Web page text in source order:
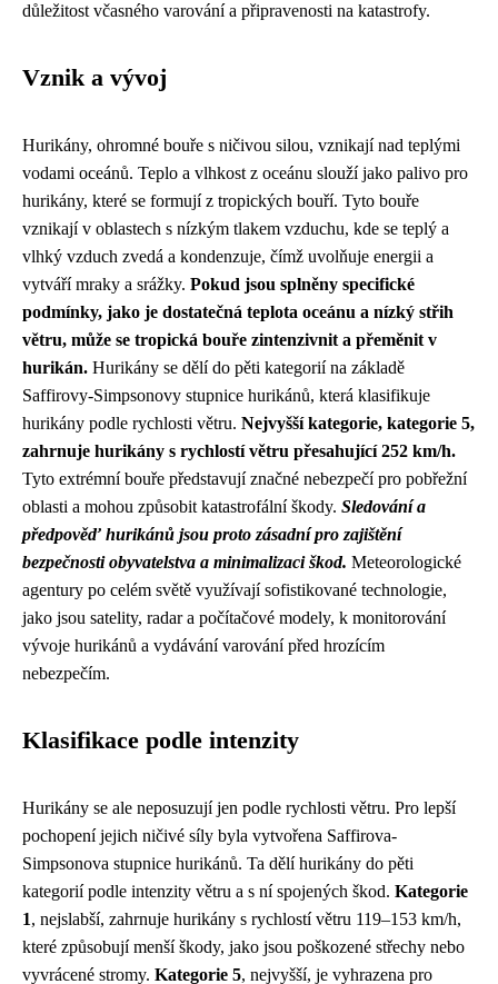
důležitost včasného varování a připravenosti na katastrofy.
Vznik a vývoj
Hurikány, ohromné bouře s ničivou silou, vznikají nad teplými
vodami oceánů. Teplo a vlhkost z oceánu slouží jako palivo pro
hurikány, které se formují z tropických bouří. Tyto bouře
vznikají v oblastech s nízkým tlakem vzduchu, kde se teplý a
vlhký vzduch zvedá a kondenzuje, čímž uvolňuje energii a
vytváří mraky a srážky. Pokud jsou splněny specifické
podmínky, jako je dostatečná teplota oceánu a nízký střih
větru, může se tropická bouře zintenzivnit a přeměnit v
hurikán. Hurikány se dělí do pěti kategorií na základě
Saffirovy-Simpsonovy stupnice hurikánů, která klasifikuje
hurikány podle rychlosti větru. Nejvyšší kategorie, kategorie 5,
zahrnuje hurikány s rychlostí větru přesahující 252 km/h.
Tyto extrémní bouře představují značné nebezpečí pro pobřežní
oblasti a mohou způsobit katastrofální škody. Sledování a
předpověď hurikánů jsou proto zásadní pro zajištění
bezpečnosti obyvatelstva a minimalizaci škod. Meteorologické
agentury po celém světě využívají sofistikované technologie,
jako jsou satelity, radar a počítačové modely, k monitorování
vývoje hurikánů a vydávání varování před hrozícím
nebezpečím.
Klasifikace podle intenzity
Hurikány se ale neposuzují jen podle rychlosti větru. Pro lepší
pochopení jejich ničivé síly byla vytvořena Saffirova-
Simpsonova stupnice hurikánů. Ta dělí hurikány do pěti
kategorií podle intenzity větru a s ní spojených škod. Kategorie
1, nejslabší, zahrnuje hurikány s rychlostí větru 119–153 km/h,
které způsobují menší škody, jako jsou poškozené střechy nebo
vyvrácené stromy. Kategorie 5, nejvyšší, je vyhrazena pro